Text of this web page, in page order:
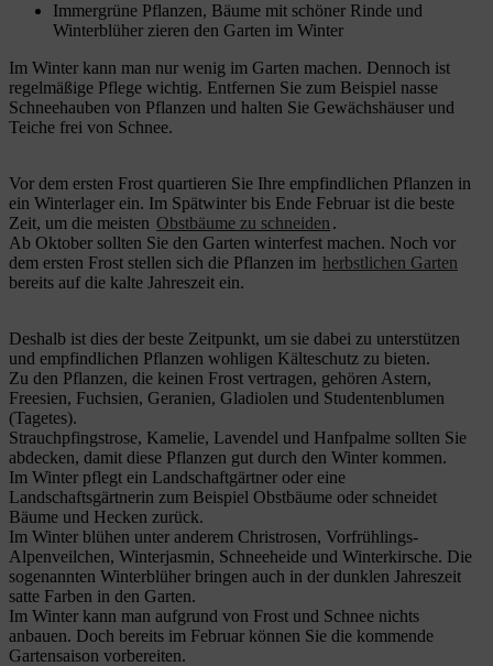
Immergrüne Pflanzen, Bäume mit schöner Rinde und
Winterblüher zieren den Garten im Winter
Im Winter kann man nur wenig im Garten machen. Dennoch ist
regelmäßige Pflege wichtig. Entfernen Sie zum Beispiel nasse
Schneehauben von Pflanzen und halten Sie Gewächshäuser und
Teiche frei von Schnee.
Vor dem ersten Frost quartieren Sie Ihre empfindlichen Pflanzen in
ein Winterlager ein. Im Spätwinter bis Ende Februar ist die beste
Zeit, um die meisten Obstbäume zu schneiden .
Ab Oktober sollten Sie den Garten winterfest machen. Noch vor
dem ersten Frost stellen sich die Pflanzen im herbstlichen Garten
bereits auf die kalte Jahreszeit ein.
Deshalb ist dies der beste Zeitpunkt, um sie dabei zu unterstützen
und empfindlichen Pflanzen wohligen Kälteschutz zu bieten.
Zu den Pflanzen, die keinen Frost vertragen, gehören Astern,
Freesien, Fuchsien, Geranien, Gladiolen und Studentenblumen
(Tagetes).
Strauchpfingstrose, Kamelie, Lavendel und Hanfpalme sollten Sie
abdecken, damit diese Pflanzen gut durch den Winter kommen.
Im Winter pflegt ein Landschaftgärtner oder eine
Landschaftsgärtnerin zum Beispiel Obstbäume oder schneidet
Bäume und Hecken zurück.
Im Winter blühen unter anderem Christrosen, Vorfrühlings-
Alpenveilchen, Winterjasmin, Schneeheide und Winterkirsche. Die
sogenannten Winterblüher bringen auch in der dunklen Jahreszeit
satte Farben in den Garten.
Im Winter kann man aufgrund von Frost und Schnee nichts
anbauen. Doch bereits im Februar können Sie die kommende
Gartensaison vorbereiten.